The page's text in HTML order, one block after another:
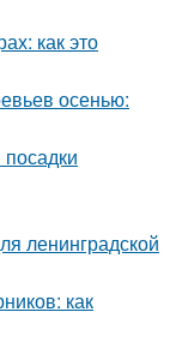
как это
осенью:
ленинградской
как